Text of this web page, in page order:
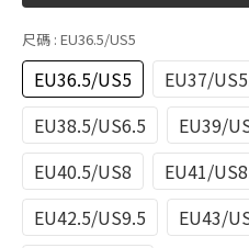
尺碼 : EU36.5/US5
EU36.5/US5 EU37/
EU38.5/US6.5
EU39/
EU40.5/US8
EU41/
EU42.5/US9.5
EU43/